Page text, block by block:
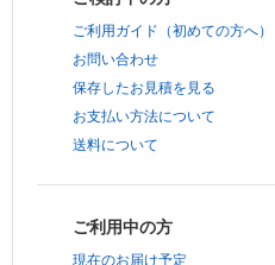
ご利用ガイド（初めての方へ）
お問い合わせ
保存したお見積を見る
お支払い方法について
送料について
ご利用中の方
現在のお届け予定